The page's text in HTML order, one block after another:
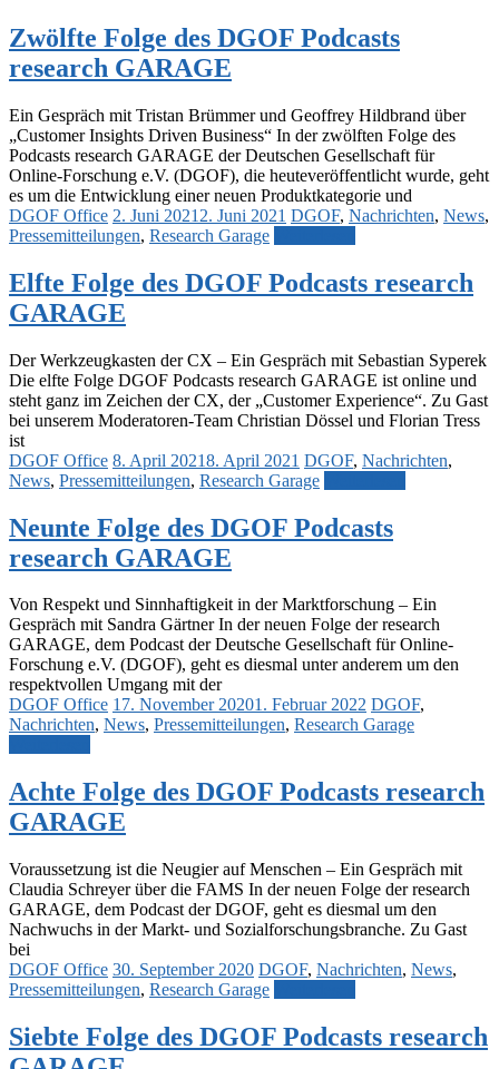
Zwölfte Folge des DGOF Podcasts
research GARAGE
Ein Gespräch mit Tristan Brümmer und Geoffrey Hildbrand über
„Customer Insights Driven Business“ In der zwölften Folge des
Podcasts research GARAGE der Deutschen Gesellschaft für
Online-Forschung e.V. (DGOF), die heuteveröffentlicht wurde, geht
es um die Entwicklung einer neuen Produktkategorie und
DGOF Office 2. Juni 2021 2. Juni 2021 DGOF, Nachrichten, News,
Pressemitteilungen, Research Garage
Elfte Folge des DGOF Podcasts research
GARAGE
Der Werkzeugkasten der CX – Ein Gespräch mit Sebastian Syperek
Die elfte Folge DGOF Podcasts research GARAGE ist online und
steht ganz im Zeichen der CX, der „Customer Experience“. Zu Gast
bei unserem Moderatoren-Team Christian Dössel und Florian Tress
ist
DGOF Office 8. April 20218. April 2021 DGOF, Nachrichten,
News, Pressemitteilungen, Research Garage
Neunte Folge des DGOF Podcasts
research GARAGE
Von Respekt und Sinnhaftigkeit in der Marktforschung – Ein
Gespräch mit Sandra Gärtner In der neuen Folge der research
GARAGE, dem Podcast der Deutsche Gesellschaft für Online-
Forschung e.V. (DGOF), geht es diesmal unter anderem um den
respektvollen Umgang mit der
DGOF Office 17. November 20201. Februar 2022 DGOF,
Nachrichten, News, Pressemitteilungen, Research Garage
Achte Folge des DGOF Podcasts research
GARAGE
Voraussetzung ist die Neugier auf Menschen – Ein Gespräch mit
Claudia Schreyer über die FAMS In der neuen Folge der research
GARAGE, dem Podcast der DGOF, geht es diesmal um den
Nachwuchs in der Markt- und Sozialforschungsbranche. Zu Gast
bei
DGOF Office 30. September 2020 DGOF, Nachrichten, News,
Pressemitteilungen, Research Garage
Siebte Folge des DGOF Podcasts research